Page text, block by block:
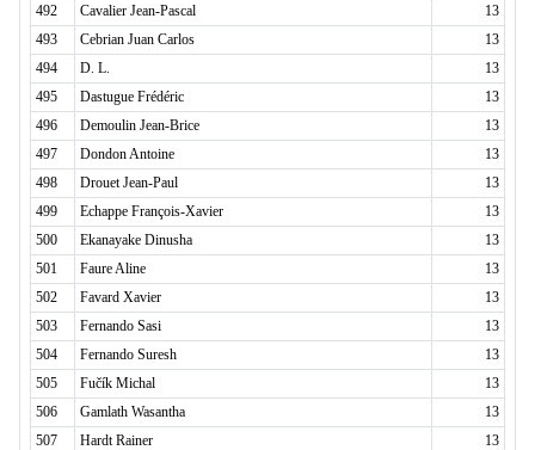
492
Cavalier Jean-Pascal
13
493
Cebrian Juan Carlos
13
494
D. L.
13
495
Dastugue Frédéric
13
496
Demoulin Jean-Brice
13
497
Dondon Antoine
13
498
Drouet Jean-Paul
13
499
Echappe François-Xavier
13
500
Ekanayake Dinusha
13
501
Faure Aline
13
502
Favard Xavier
13
503
Fernando Sasi
13
504
Fernando Suresh
13
505
Fučík Michal
13
506
Gamlath Wasantha
13
507
Hardt Rainer
13